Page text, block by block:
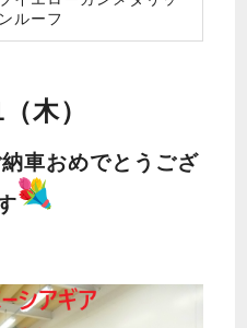
ルーフ
木）
車おめでとうござ